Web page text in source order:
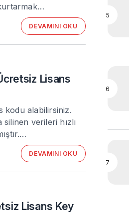
DEVAMINI OKU
Lisans
kodu alabilirsiniz.
verileri hızlı
DEVAMINI OKU
Lisans Key